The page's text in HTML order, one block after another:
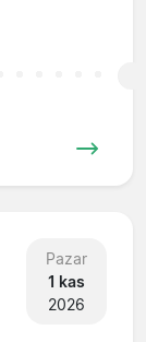
Pazar
1 kas
2026